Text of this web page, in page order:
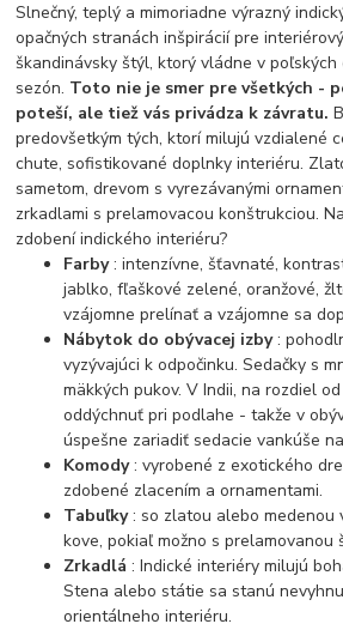
Umývadlá
Rohové umývadlá
Zlaté
Zápustné umývadlá
sprchový záves
čierna kúpelňová batéria
vaňa retro
voľne
Nákup tovaru pre firmy bez DPH
Ako znížiť náklady
Ako znížiť náklady na firmu
szco nakup bez dph nakupovanie na firmu bez dph
Slnečný, teplý a mimoriadne výrazný
opačných stranách inšpirácií pre
škandinávsky štýl, ktorý vládne v poľských
sezón. Toto nie je smer pre všetkých -
poteší, ale tiež vás privádza k závratu.
predovšetkým tých, ktorí milujú vzdialené
chute, sofistikované doplnky interiéru.
sametom, drevom s vyrezávanými
zrkadlami s prelamovacou konštrukciou.
zdobení indického interiéru?
Farby: intenzívne, šťavnaté,
jablko, fľaškové zelené, oranžové,
vzájomne prelínať a vzájomne sa
Nábytok do obývacej izby:
vyzývajúci k odpočinku. Sedačky s
mäkkých pukov. V Indii, na rozdiel
oddýchnuť pri podlahe - takže v
úspešne zariadiť sedacie vankúše
Komody: vyrobené z exotického
zdobené zlacením a ornamentami.
Tabuľky: so zlatou alebo medenou
kove, pokiaľ možno s prelamovanou
Zrkadlá: Indické interiéry milujú
Stena alebo státie sa stanú
orientálneho interiéru.